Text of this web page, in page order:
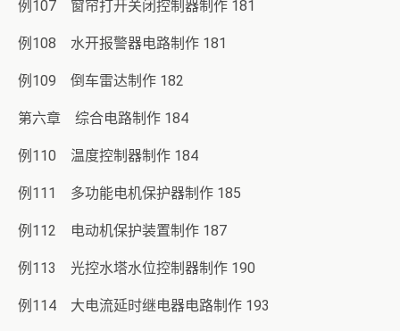
例107 窗帘打开关闭控制器制作 181
例108 水开报警器电路制作 181
例109 倒车雷达制作 182
第六章 综合电路制作 184
例110 温度控制器制作 184
例111 多功能电机保护器制作 185
例112 电动机保护装置制作 187
例113 光控水塔水位控制器制作 190
例114 大电流延时继电器电路制作 193